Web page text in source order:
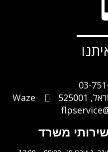
03-
Waze
משרד